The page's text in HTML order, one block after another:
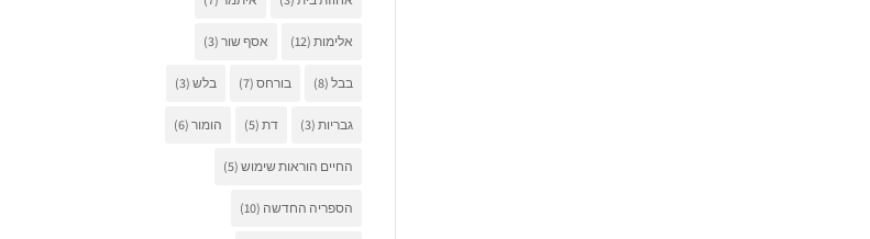
אלימות (12) אסף שור (3)
בבל (8) בורחס (7) בלש (3)
גבריות (3) דת (5) הומור (6)
החיים הוראות שימוש (5)
הספריה החדשה (10)